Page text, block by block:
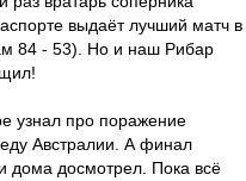
выдаёт лучший матч в
84 - 53). Но и наш Рибар
узнал про поражение
Австралии. А финал
дома досмотрел. Пока всё